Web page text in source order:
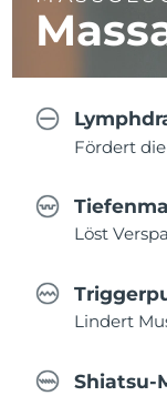
Fördert
Löst
Lindert
Shiatsu-